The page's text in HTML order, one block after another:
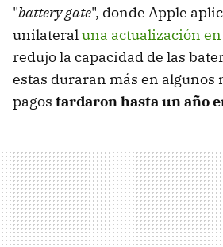
"battery gate", donde Apple
unilateraluna actualización
redujo la capacidad de las
estas duraran más en algunos
pagos tardaron hasta un año